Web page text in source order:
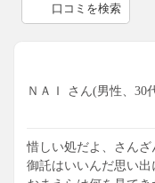
口コミを検索
ＮＡＩ さん(男性、30
惜しい処だよ、さんざ
御託はいいんだ思い